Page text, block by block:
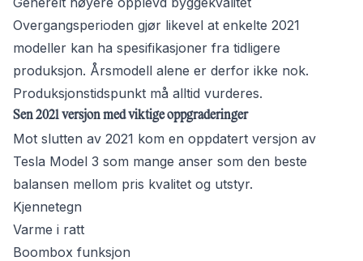
Overgangsperioden gjør likevel at enkelte 2021
modeller kan ha spesifikasjoner fra tidligere
produksjon. Årsmodell alene er derfor ikke nok.
Produksjonstidspunkt må alltid vurderes.
Sen 2021 versjon med viktige oppgraderinger
Mot slutten av 2021 kom en oppdatert versjon av
Tesla Model 3 som mange anser som den beste
balansen mellom pris kvalitet og utstyr.
Kjennetegn
Varme i ratt
Boombox funksjon